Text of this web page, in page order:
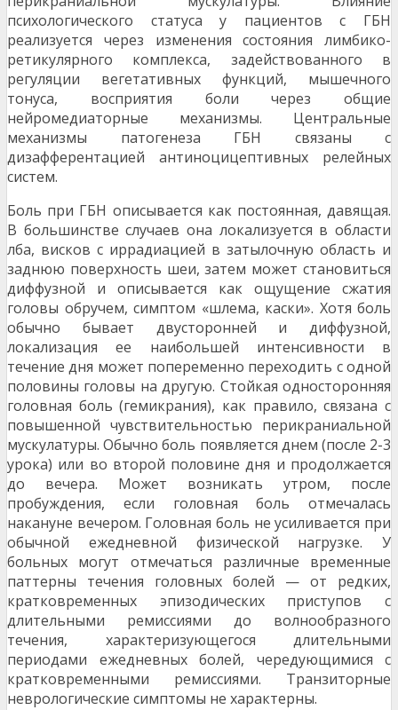
психологического статуса у пациентов с ГБН
реализуется через изменения состояния лимбико-
ретикулярного комплекса, задействованного в
регуляции вегетативных функций, мышечного
тонуса, восприятия боли через общие
нейромедиаторные механизмы. Центральные
механизмы патогенеза ГБН связаны с
дизафферентацией антиноцицептивных релейных
систем.
Боль при ГБН описывается как постоянная, давя­щая.
В большинстве случаев она локализуется в обла­сти
лба, висков с иррадиацией в затылочную область и
заднюю поверхность шеи, затем может становиться
диффузной и описывается как ощущение сжатия
головы обручем, симптом «шлема, каски». Хотя боль
обычно бывает двусторонней и диффузной,
локализация ее наибольшей интенсивности в
течение дня может по­переменно переходить с одной
половины головы на другую. Стойкая односторонняя
головная боль (гемикрания), как правило, связана с
повышенной чувстви­тельностью перикраниальной
мускулатуры. Обычно боль появляется днем (после 2-3
урока) или во второй половине дня и продолжается
до вечера. Может возни­кать утром, после
пробуждения, если головная боль от­мечалась
накануне вечером. Головная боль не усилива­ется при
обычной ежедневной физической нагрузке. У
больных могут отмечаться различные временные
пат­терны течения головных болей — от редких,
кратковре­менных эпизодических приступов с
длительными ре­миссиями до волнообразного
течения, характеризую­щегося длительными
периодами ежедневных болей, че­редующимися с
кратковременными ремиссиями. Транзиторные
неврологические симптомы не характерны.